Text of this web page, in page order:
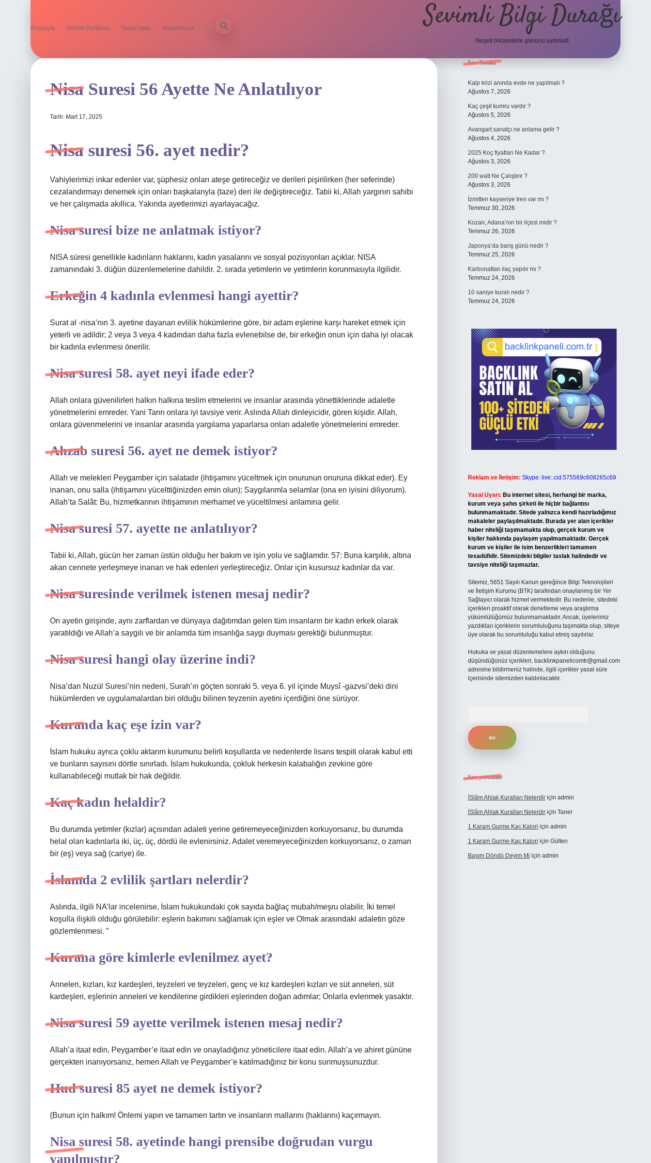
Anasayfa Gizlilik Politikası Yasal Uyarı Hakkımızda Sevimli Bilgi Durağı
Neşeli hikayelerle gününü aydınlat!
Nisa Suresi 56 Ayette Ne Anlatılıyor
Tarih: Mart 17, 2025
Nisa suresi 56. ayet nedir?
Vahiylerimizi inkar edenler var, şüphesiz onları ateşe getireceğiz ve derileri pişirilirken (her seferinde)
cezalandırmayı denemek için onları başkalarıyla (taze) deri ile değiştireceğiz. Tabii ki, Allah yargının sahibi
ve her çalışmada akıllıca. Yakında ayetlerimizi ayarlayacağız.
Nisa suresi bize ne anlatmak istiyor?
NISA süresi genellikle kadınların haklarını, kadın yasalarını ve sosyal pozisyonları açıklar. NISA
zamanındaki 3. düğün düzenlemelerine dahildir. 2. sırada yetimlerin ve yetimlerin korunmasıyla ilgilidir.
Erkeğin 4 kadınla evlenmesi hangi ayettir?
Surat al -nisa’nın 3. ayetine dayanan evlilik hükümlerine göre, bir adam eşlerine karşı hareket etmek için
yeterli ve adildir; 2 veya 3 veya 4 kadından daha fazla evlenebilse de, bir erkeğin onun için daha iyi olacak
bir kadınla evlenmesi önerilir.
Nisa suresi 58. ayet neyi ifade eder?
Allah onlara güvenilirleri halkın halkına teslim etmelerini ve insanlar arasında yönettiklerinde adaletle
yönetmelerini emreder. Yani Tanrı onlara iyi tavsiye verir. Aslında Allah dinleyicidir, gören kişidir. Allah,
onlara güvenmelerini ve insanlar arasında yargılama yaparlarsa onları adaletle yönetmelerini emreder.
Ahzab suresi 56. ayet ne demek istiyor?
Allah ve melekleri Peygamber için salatadır (ihtişamını yüceltmek için onurunun onuruna dikkat eder). Ey
inanan, onu salla (ihtişamını yücelttiğinizden emin olun); Saygılarımla selamlar (ona en iyisini diliyorum).
Allah’ta Salât: Bu, hizmetkarının ihtişamının merhamet ve yüceltilmesi anlamına gelir.
Nisa suresi 57. ayette ne anlatılıyor?
Tabii ki, Allah, gücün her zaman üstün olduğu her bakım ve işin yolu ve sağlamdır. 57: Buna karşılık, altına
akan cennete yerleşmeye inanan ve hak edenleri yerleştireceğiz. Onlar için kusursuz kadınlar da var.
Nisa suresinde verilmek istenen mesaj nedir?
On ayetin girişinde, aynı zarflardan ve dünyaya dağıtımdan gelen tüm insanların bir kadın erkek olarak
yaratıldığı ve Allah’a saygılı ve bir anlamda tüm insanlığa saygı duyması gerektiği bulunmuştur.
Nisa suresi hangi olay üzerine indi?
Nisa’dan Nuzül Suresi’nin nedeni, Surah’ın göçten sonraki 5. veya 6. yıl içinde Muysî -gazvsi’deki dini
hükümlerden ve uygulamalardan biri olduğu bilinen teyzenin ayetini içerdiğini öne sürüyor.
Kuranda kaç eşe izin var?
İslam hukuku ayrıca çoklu aktarım kurumunu belirli koşullarda ve nedenlerde lisans tespiti olarak kabul etti
ve bunların sayısını dörtle sınırladı. İslam hukukunda, çokluk herkesin kalabalığın zevkine göre
kullanabileceği mutlak bir hak değildir.
Kaç kadın helaldir?
Bu durumda yetimler (kızlar) açısından adaleti yerine getiremeyeceğinizden korkuyorsanız, bu durumda
helal olan kadınlarla iki, üç, üç, dördü ile evlenirsiniz. Adalet veremeyeceğinizden korkuyorsanız, o zaman
bir (eş) veya sağ (cariye) ile.
İslamda 2 evlilik şartları nelerdir?
Aslında, ilgili NA’lar incelenirse, İslam hukukundaki çok sayıda bağlaç mubah/meşru olabilir. İki temel
koşulla ilişkili olduğu görülebilir: eşlerin bakımını sağlamak için eşler ve Olmak arasındaki adaletin göze
gözlemlenmesi. ”
Kurana göre kimlerle evlenilmez ayet?
Anneleri, kızları, kız kardeşleri, teyzeleri ve teyzeleri, genç ve kız kardeşleri kızları ve süt anneleri, süt
kardeşleri, eşlerinin anneleri ve kendilerine girdikleri eşlerinden doğan adımlar; Onlarla evlenmek yasaktır.
Nisa suresi 59 ayette verilmek istenen mesaj nedir?
Allah’a itaat edin, Peygamber’e itaat edin ve onayladığınız yöneticilere itaat edin. Allah’a ve ahiret gününe
gerçekten inanıyorsanız, hemen Allah ve Peygamber’e katılmadığınız bir konu sunmuşsunuzdur.
Hud suresi 85 ayet ne demek istiyor?
(Bunun için halkım! Önlemi yapın ve tamamen tartın ve insanların mallarını (haklarını) kaçırmayın.
Nisa suresi 58. ayetinde hangi prensibe doğrudan vurgu
yapılmıştır?
Sidebar
Son Yazılar
Kalp krizi anında evde ne yapılmalı ?
Ağustos 7, 2026
Kaç çeşit kumru vardır ?
Ağustos 5, 2026
Avangart sanatçı ne anlama gelir ?
Ağustos 4, 2026
2025 Koç fiyatları Ne Kadar ?
Ağustos 3, 2026
200 watt Ne Çalıştırır ?
Ağustos 3, 2026
İzmitten kayseriye tren var mı ?
Temmuz 30, 2026
Kozan, Adana’nın bir ilçesi midir ?
Temmuz 26, 2026
Japonya’da barış günü nedir ?
Temmuz 25, 2026
Karbonattan ilaç yapılır mı ?
Temmuz 24, 2026
10 saniye kuralı nedir ?
Temmuz 24, 2026
Reklam ve İletişim: Skype: live:.cid.575569c608265c69
Yasal Uyarı: Bu internet sitesi, herhangi bir marka,
kurum veya şahıs şirketi ile hiçbir bağlantısı
bulunmamaktadır. Sitede yalnızca kendi hazırladığımız
makaleler paylaşılmaktadır. Burada yer alan içerikler
haber niteliği taşımamakta olup, gerçek kurum ve
kişiler hakkında paylaşım yapılmamaktadır. Gerçek
kurum ve kişiler ile isim benzerlikleri tamamen
tesadüfidir. Sitemizdeki bilgiler taslak halindedir ve
tavsiye niteliği taşımazlar.
Sitemiz, 5651 Sayılı Kanun gereğince Bilgi Teknolojileri
ve İletişim Kurumu (BTK) tarafından onaylanmış bir Yer
Sağlayıcı olarak hizmet vermektedir. Bu nedenle, sitedeki
içerikleri proaktif olarak denetleme veya araştırma
yükümlülüğümüz bulunmamaktadır. Ancak, üyelerimiz
yazdıkları içeriklerin sorumluluğunu taşımakta olup, siteye
üye olarak bu sorumluluğu kabul etmiş sayılırlar.
Hukuka ve yasal düzenlemelere aykırı olduğunu
düşündüğünüz içerikleri, backlinkpanelicomtr@gmail.com
adresine bildirmeniz halinde, ilgili içerikler yasal süre
içerisinde sitemizden kaldırılacaktır.
Son yorumlar
İSlâm Ahlak Kuralları Nelerdiriçin admin
İSlâm Ahlak Kuralları Nelerdiriçin Taner
1 Karam Gurme Kaç Kalori için admin
1 Karam Gurme Kaç Kalori için Gülten
Başım Döndü Deyim Mi için admin